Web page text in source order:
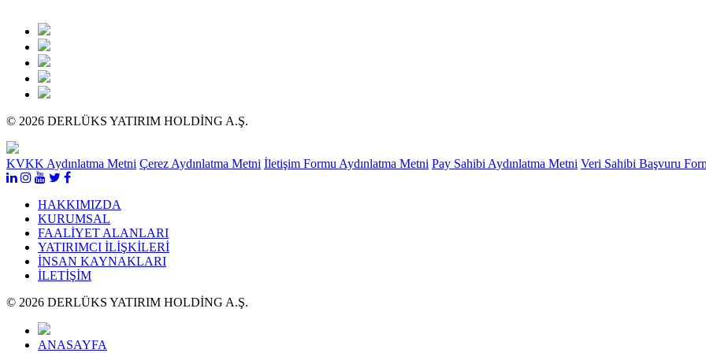
© 2026 DERLÜKS YATIRIM HOLDİNG A.Ş.
KVKK Aydınlatma Metni Çerez Aydınlatma Metni İletişim Formu Aydınlatma Metni Pay Sahibi Aydınlatma Metni Veri Sahibi Başvuru
HAKKIMIZDA
KURUMSAL
FAALİYET ALANLARI
YATIRIMCI İLİŞKİLERİ
İNSAN KAYNAKLARI
İLETİŞİM
© 2026 DERLÜKS YATIRIM HOLDİNG A.Ş.
ANASAYFA